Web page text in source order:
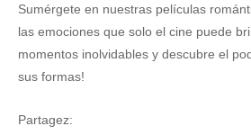
Sumérgete en nuestras películas
las emociones que solo el cine puede
momentos inolvidables y descubre el
sus formas!
Partagez: